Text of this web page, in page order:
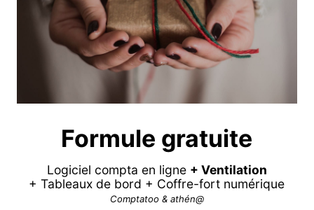
Formule gratuite
Logiciel compta en ligne + Ventilation
+ Tableaux de bord + Coffre-fort numérique
Comptatoo & athén@